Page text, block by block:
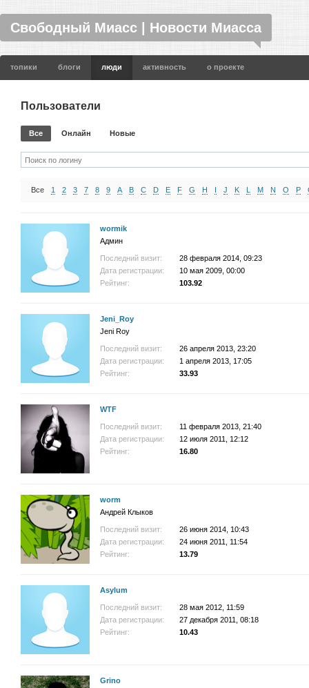
Свободный Миасс | Новости Миасса
топики блоги люди активность о проекте
Пользователи
Все Онлайн Новые
Все 1 2 3 7 8 9 A B C D E F G H I J K L M N O P
wormik
Админ
Последний визит:
28 февраля 2014, 09:23
Дата регистрации:
10 мая 2009, 00:00
Рейтинг:
103.92
Jeni_Roy
Jeni Roy
Последний визит:
26 апреля 2013, 23:20
Дата регистрации:
1 апреля 2013, 17:05
Рейтинг:
33.93
WTF
Последний визит:
11 февраля 2013, 21:40
Дата регистрации:
12 июля 2011, 12:12
Рейтинг:
16.80
worm
Андрей Клыков
Последний визит:
26 июня 2014, 10:43
Дата регистрации:
24 июня 2011, 11:54
Рейтинг:
13.79
Asylum
Последний визит:
28 мая 2012, 11:59
Дата регистрации:
27 декабря 2011, 08:18
Рейтинг:
10.43
Grino